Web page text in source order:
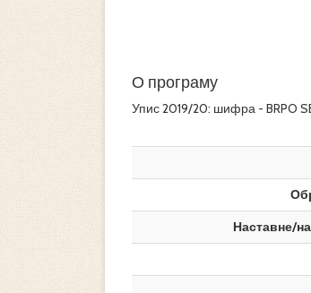
О програму
Упис 2019/20: шифра - BRPO
Наставне/